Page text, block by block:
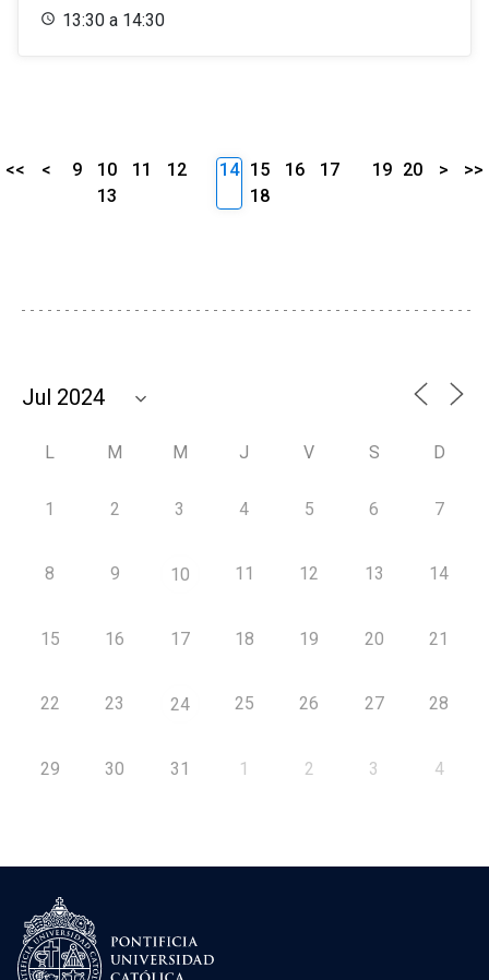
13:30 a 14:30
<< < 9 10 11
12
13
14 15 16
17
18
19 20 > >>
L M M J V S D
1 2 3 4 5 6 7
8 9 10 11 12 13 14
15 16 17 18 19 20 21
22 23 24 25 26 27 28
29 30 31 1 2 3 4